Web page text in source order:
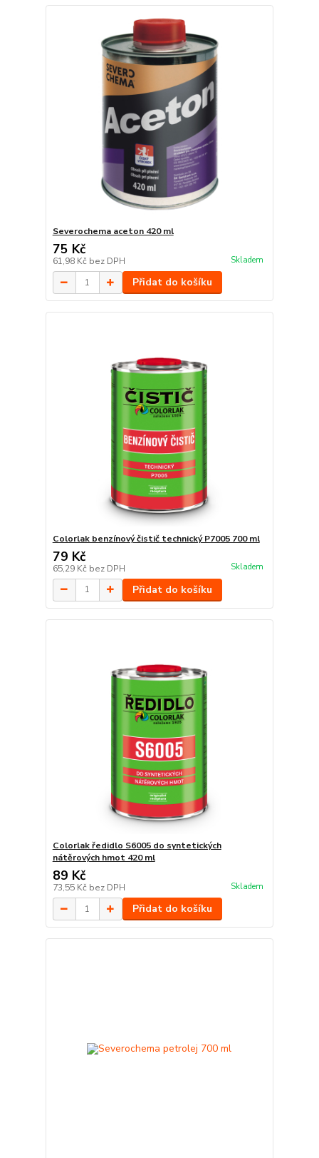
Severochema aceton 420 ml
75 Kč
61,98 Kč bez DPH Skladem
Přidat do košíku
Colorlak benzínový čistič technický P7005 700 ml
79 Kč
65,29 Kč bez DPH Skladem
Přidat do košíku
Colorlak ředidlo S6005 do syntetických
nátěrových hmot 420 ml
89 Kč
73,55 Kč bez DPH Skladem
Přidat do košíku